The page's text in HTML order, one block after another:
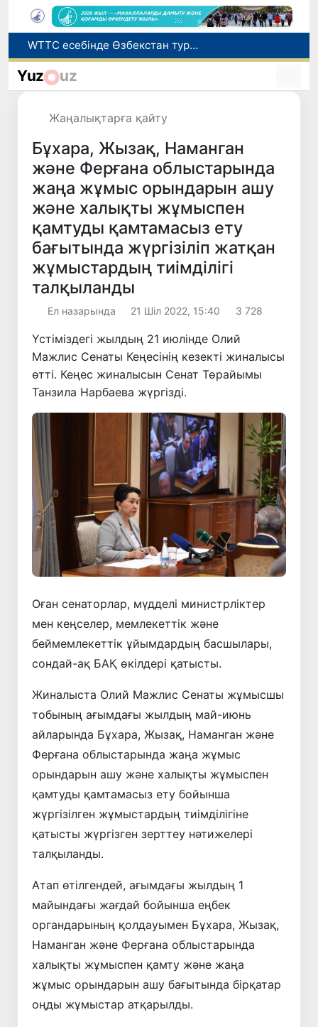
Мүмкіндігі шектеулі талапкерлерге қабылдау емтихандарында қосымша уақыт беріледі
Беларусьтен Өзбекстанға екінші тікелей жүк пойызы жөнелтілді
Yuz uz
Жаңалықтарға қайту
Бұхара, Жызақ, Наманган
және Ферғана облыстарында
жаңа жұмыс орындарын ашу
және халықты жұмыспен
қамтуды қамтамасыз ету
бағытында жүргізіліп жатқан
жұмыстардың тиімділігі
талқыланды
Ел назарында 21 Шіл 2022, 15:40 3 728
Үстіміздегі жылдың 21 июлінде Олий
Мажлис Сенаты Кеңесінің кезекті жиналысы
өтті. Кеңес жиналысын Сенат Төрайымы
Танзила Нарбаева жүргізді.
Оған сенаторлар, мүдделі министрліктер
мен кеңселер, мемлекеттік және
беймемлекеттік ұйымдардың басшылары,
сондай-ақ БАҚ өкілдері қатысты.
Жиналыста Олий Мажлис Сенаты жұмысшы
тобының ағымдағы жылдың май-июнь
айларында Бұхара, Жызақ, Наманган және
Ферғана облыстарында жаңа жұмыс
орындарын ашу және халықты жұмыспен
қамтуды қамтамасыз ету бойынша
жүргізілген жұмыстардың тиімділігіне
қатысты жүргізген зерттеу нәтижелері
талқыланды.
Атап өтілгендей, ағымдағы жылдың 1
майындағы жағдай бойынша еңбек
органдарының қолдауымен Бұхара, Жызақ,
Наманган және Ферғана облыстарында
халықты жұмыспен қамту және жаңа
жұмыс орындарын ашу бағытында бірқатар
оңды жұмыстар атқарылды.